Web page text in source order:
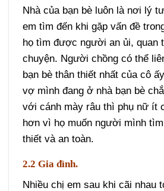
Nhà của bạn bè luôn là nơi lý
em tìm đến khi gặp vấn đề
họ tìm được người an ủi, quan
chuyện. Người chồng có thể
bạn bè thân thiết nhất của cô
vợ mình đang ở nhà bạn bè
với cánh mày râu thì phụ nữ ít
hơn vì họ muốn người mình
thiết và an toàn.
2.2 Gia đình.
Nhiều chị em sau khi cãi nhau